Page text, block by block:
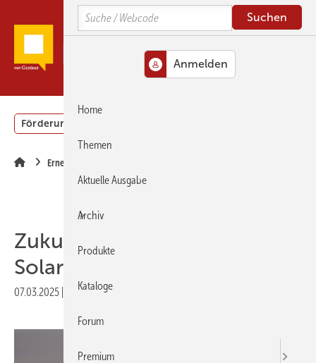
zum
zum
Förderung
Erneuerbare Energien
Zukunft Altbau rät:
Solaranlagen checken
07.03.2025 Druckvorschau
Search
Home
Themen
Aktuelle Ausgabe
Archiv
Produkte
Kataloge
Forum
Premium